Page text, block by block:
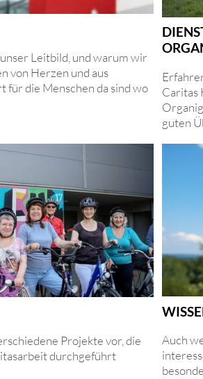
Leitbild, und warum wir
von Herzen und aus
für die Menschen da sind wo
Caritas
guten
Projekte vor, die
durchgeführt
Auch